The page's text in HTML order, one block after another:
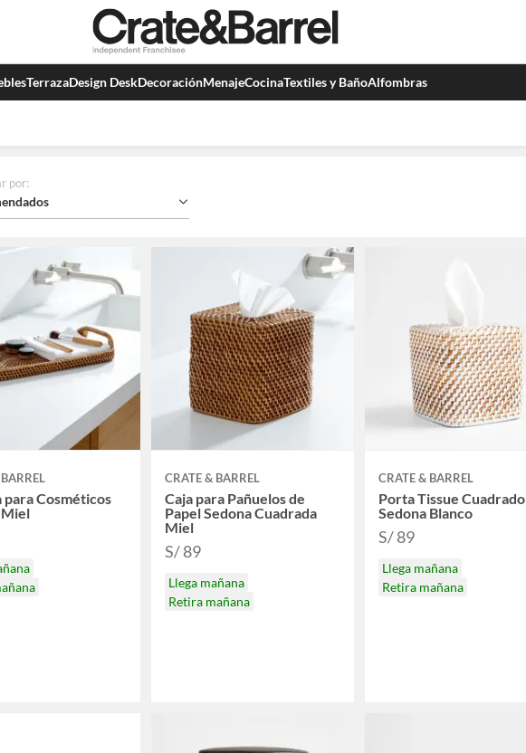
TerrazaDesign DeskDecoraciónMenajeCocinaTextiles y BañoAlfombras
por:
para Cosméticos
Miel
CRATE & BARREL
Caja para Pañuelos de
Papel Sedona Cuadrada
Miel
S/ 89
Llega mañana
Retira mañana
CRATE & BARREL
Porta Tissue Cuadrado
Sedona Blanco
S/ 89
Llega mañana
Retira mañana